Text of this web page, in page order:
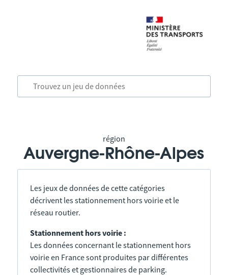
région
Auvergne-Rhône-Alpes
Les jeux de données de cette catégories
décrivent les stationnement hors voirie et le
réseau routier.
Stationnement hors voirie :
Les données concernant le stationnement hors
voirie en France sont produites par différentes
collectivités et gestionnaires de parking.